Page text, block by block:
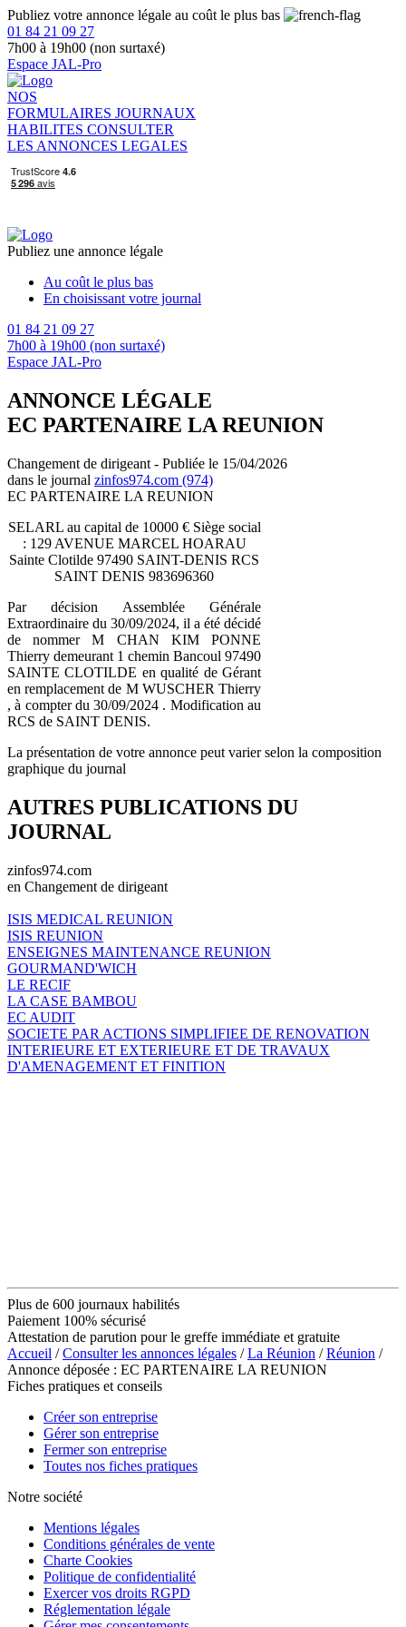
Publiez votre annonce légale au coût le plus bas
01 84 21 09 27
7h00 à 19h00 (non surtaxé)
Espace JAL-Pro
NOS
FORMULAIRES JOURNAUX
HABILITES CONSULTER
LES ANNONCES LEGALES
Publiez une annonce légale
Au coût le plus bas
En choisissant votre journal
01 84 21 09 27
7h00 à 19h00 (non surtaxé)
Espace JAL-Pro
ANNONCE LÉGALE
EC PARTENAIRE LA REUNION
Changement de dirigeant - Publiée le 15/04/2026
dans le journal zinfos974.com (974)
EC PARTENAIRE LA REUNION
SELARL au capital de 10000 € Siège social
: 129 AVENUE MARCEL HOARAU
Sainte Clotilde 97490 SAINT-DENIS RCS
SAINT DENIS 983696360
Par décision Assemblée Générale
Extraordinaire du 30/09/2024, il a été décidé
de nommer M CHAN KIM PONNE
Thierry demeurant 1 chemin Bancoul 97490
SAINTE CLOTILDE en qualité de Gérant
en remplacement de M WUSCHER Thierry
, à compter du 30/09/2024 . Modification au
RCS de SAINT DENIS.
La présentation de votre annonce peut varier selon la composition
graphique du journal
AUTRES PUBLICATIONS DU
JOURNAL
zinfos974.com
en Changement de dirigeant
ISIS MEDICAL REUNION
ISIS REUNION
ENSEIGNES MAINTENANCE REUNION
GOURMAND'WICH
LE RECIF
LA CASE BAMBOU
EC AUDIT
SOCIETE PAR ACTIONS SIMPLIFIEE DE RENOVATION
INTERIEURE ET EXTERIEURE ET DE TRAVAUX
D'AMENAGEMENT ET FINITION
Plus de 600 journaux habilités
Paiement 100% sécurisé
Attestation de parution pour le greffe immédiate et gratuite
Accueil /Consulter les annonces légales /La Réunion /Réunion /
Annonce déposée : EC PARTENAIRE LA REUNION
Fiches pratiques et conseils
Créer son entreprise
Gérer son entreprise
Fermer son entreprise
Toutes nos fiches pratiques
Notre société
Mentions légales
Conditions générales de vente
Charte Cookies
Politique de confidentialité
Exercer vos droits RGPD
Réglementation légale